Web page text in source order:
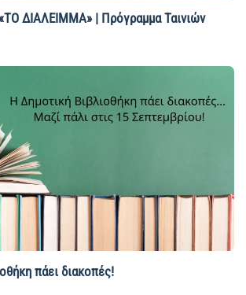
ΔΙΑΛΕΙΜΜΑ» | Πρόγραμμα Ταινιών
πάει διακοπές!